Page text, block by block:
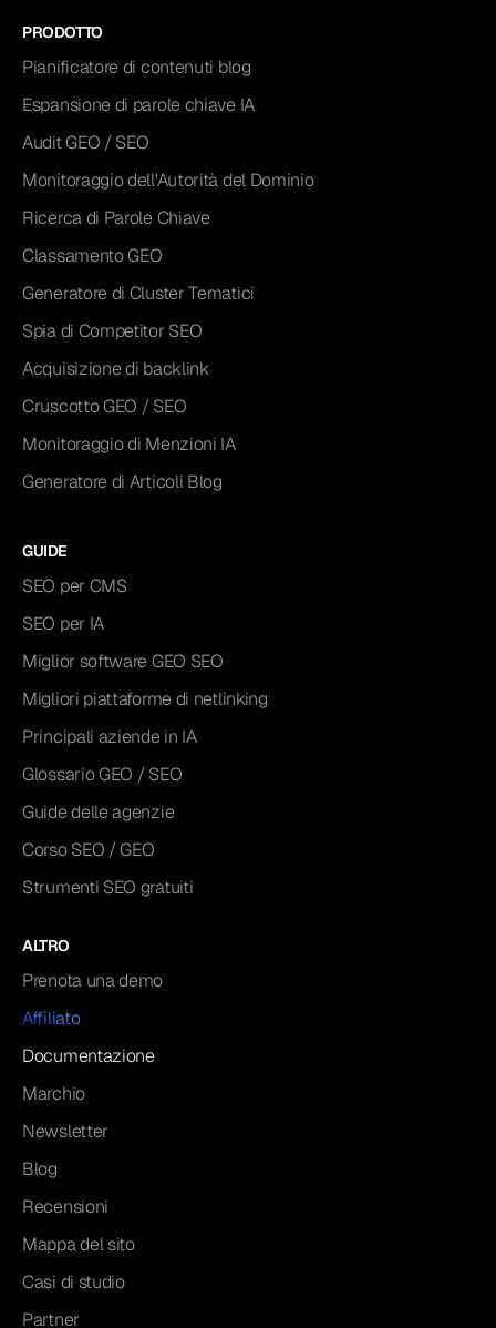
PRODOTTO
Pianificatore di contenuti blog
Espansione di parole chiave IA
Audit GEO / SEO
Monitoraggio dell'Autorità del Dominio
Ricerca di Parole Chiave
Classamento GEO
Generatore di Cluster Tematici
Spia di Competitor SEO
Acquisizione di backlink
Cruscotto GEO / SEO
Monitoraggio di Menzioni IA
Generatore di Articoli Blog
GUIDE
SEO per CMS
SEO per IA
Miglior software GEO SEO
Migliori piattaforme di netlinking
Principali aziende in IA
Glossario GEO / SEO
Guide delle agenzie
Corso SEO / GEO
Strumenti SEO gratuiti
ALTRO
Prenota una demo
Affiliato
Documentazione
Marchio
Newsletter
Blog
Recensioni
Mappa del sito
Casi di studio
Partner